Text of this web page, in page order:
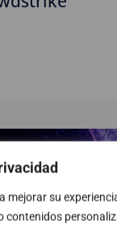
mejorar su
contenidos